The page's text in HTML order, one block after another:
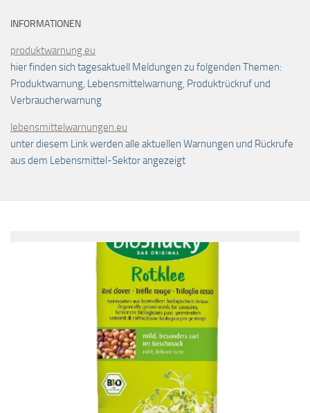
INFORMATIONEN
produktwarnung.eu
hier finden sich tagesaktuell Meldungen zu folgenden Themen:
Produktwarnung, Lebensmittelwarnung, Produktrückruf und
Verbraucherwarnung
lebensmittelwarnungen.eu
unter diesem Link werden alle aktuellen Warnungen und Rückrufe
aus dem Lebensmittel-Sektor angezeigt